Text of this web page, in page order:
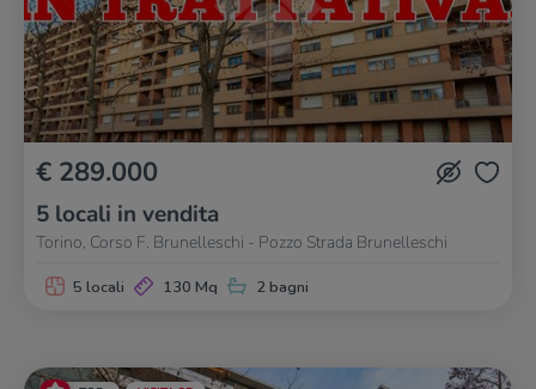
€ 289.000
5 locali in vendita
Torino, Corso F. Brunelleschi - Pozzo Strada Brunelleschi
5 locali 130 Mq 2 bagni